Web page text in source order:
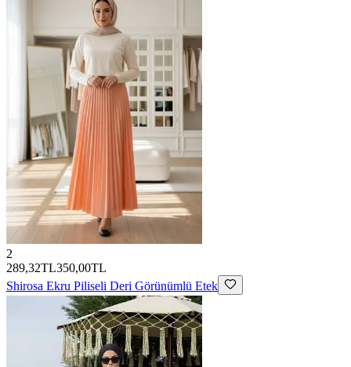
2
289,32TL350,00TL
Shirosa Ekru Piliseli Deri Görünümlü Etek